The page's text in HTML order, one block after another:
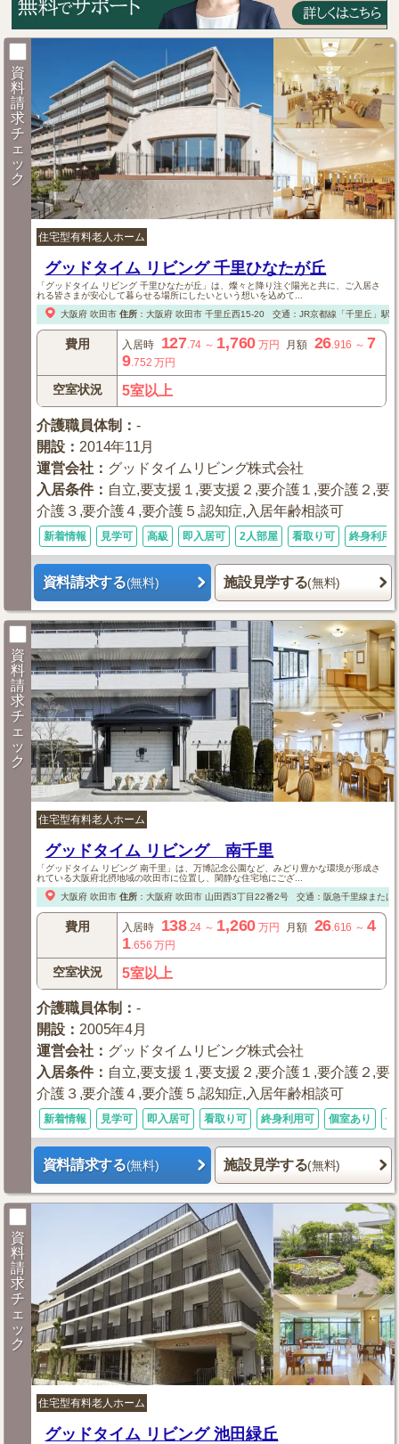
資
料
請
求
チ
ェ
ッ
ク
住宅型有料老人ホーム
グッドタイム リビング 千里ひなたが丘
「グッドタイム リビング 千里ひなたが丘」は、燦々と降り注ぐ陽光と共に、ご入居さ
れる皆さまが安心して暮らせる場所にしたいという想いを込めて...
大阪府 吹田市 住所： 大阪府 吹田市千里丘西15-20 交通：JR京都線「千里丘」駅
費用 入居時 127.74 ～ 1,760 万円 月額 26.916 ～ 7
9.752 万円
空室状況 5室以上
介護職員体制 ：-
開設 ： 2014年11月
運営会社 ： グッドタイムリビング株式会社
入居条件： 自立,要支援１,要支援２,要介護１,要介護２,要
介護３,要介護４,要介護５,認知症,入居年齢相談可
新着情報 見学可 高級 即入居可 2人部屋 看取り可 終身利用
資料請求する(無料) 施設見学する(無料)
資
料
請
求
チ
ェ
ッ
ク
住宅型有料老人ホーム
グッドタイム リビング 南千里
「グッドタイム リビング 南千里」は、万博記念公園など、みどり豊かな環境が形成さ
れている大阪府北摂地域の吹田市に位置し、閑静な住宅地にござ...
大阪府 吹田市 住所： 大阪府 吹田市山田西3丁目22番2号 交通：阪急千里線または
費用 入居時 138.24 ～ 1,260 万円 月額 26.616 ～4
1.656 万円
空室状況 5室以上
介護職員体制 ：-
開設 ：2005年4月
運営会社 ： グッドタイムリビング株式会社
入居条件： 自立,要支援１,要支援２,要介護１,要介護２,要
介護３,要介護４,要介護５,認知症,入居年齢相談可
新着情報 見学可 即入居可 看取り可 終身利用可 個室あり 体
資料請求する(無料) 施設見学する(無料)
資
料
請
求
チ
ェ
ッ
ク
住宅型有料老人ホーム
グッドタイム リビング 池田緑丘